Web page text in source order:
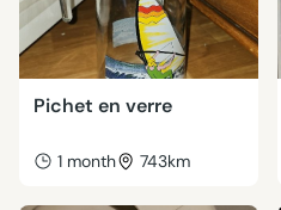
Pichet en verre
1 month 743km